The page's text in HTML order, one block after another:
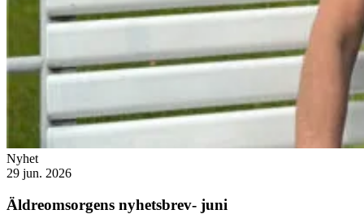
Nyhet
29 jun. 2026
Äldreomsorgens nyhetsbrev- juni